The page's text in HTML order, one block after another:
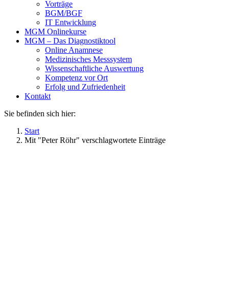
Vorträge
BGM/BGF
IT Entwicklung
MGM Onlinekurse
MGM – Das Diagnostiktool
Online Anamnese
Medizinisches Messsystem
Wissenschaftliche Auswertung
Kompetenz vor Ort
Erfolg und Zufriedenheit
Kontakt
Sie befinden sich hier:
Start
Mit "Peter Röhr" verschlagwortete Einträge